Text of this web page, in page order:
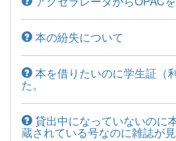
本の紛失について
本を借りたいのに学生証（
た。
貸出中になっていないのに
蔵されている号なのに雑誌が